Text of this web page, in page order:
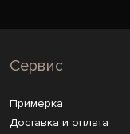
Сервис
Примерка
Доставка и оплата